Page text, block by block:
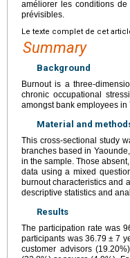
améliorer les conditions
prévisibles.
Le texte complet de cet
Summary
Background
Burnout is a three-
chronic occupational
amongst bank employees
Material and
This cross-sectional study
branches based in
in the sample. Those
data using a mixed
burnout characteristics and
descriptive statistics and
Results
The participation rate was
participants was 36.79 ± 7
customer advisors